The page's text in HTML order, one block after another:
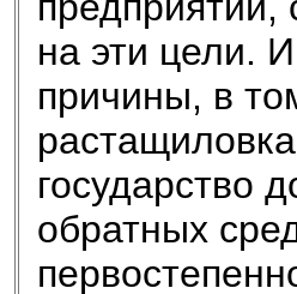
на эти цели.
причины, в
государство
обратных